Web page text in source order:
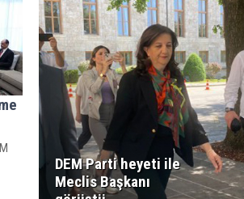
DEM Parti heyeti ile
Meclis Başkanı